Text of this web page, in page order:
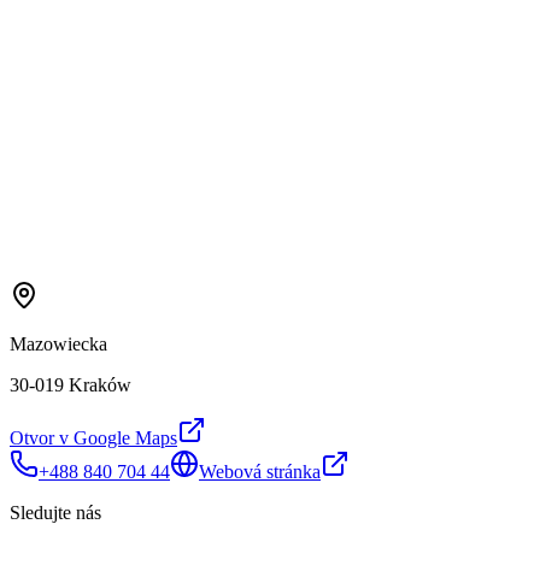
Mazowiecka
30-019 Kraków
Otvor v Google Maps
+488 840 704 44
Webová stránka
Sledujte nás